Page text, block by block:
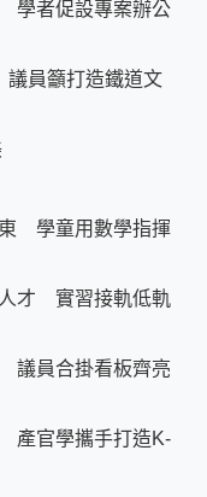
學者促設專案辦公
員籲打造鐵道文
學童用數學指揮
才 實習接軌低軌
議員合掛看板齊亮
產官學攜手打造K-